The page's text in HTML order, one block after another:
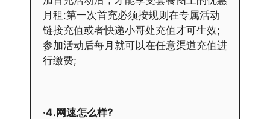
月租:第一次首充必须按规则在专属活动
链接充值或者快递小哥处充值才可生效;
参加活动后每月就可以在任意渠道充值进
行缴费;
·4.网速怎么样?